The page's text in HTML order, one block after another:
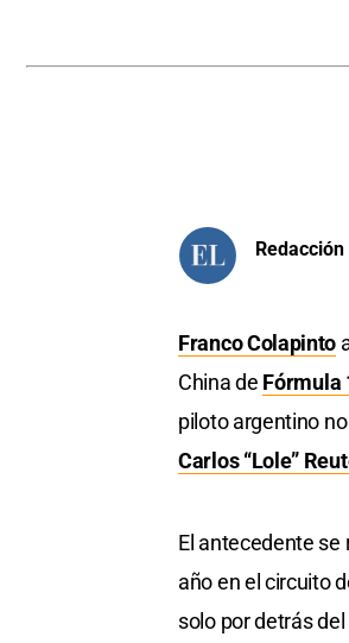
Redacción
Franco Colapinto
China de Fórmula
piloto argentino
Carlos “Lole”
El antecedente se
año en el circuito
solo por detrás